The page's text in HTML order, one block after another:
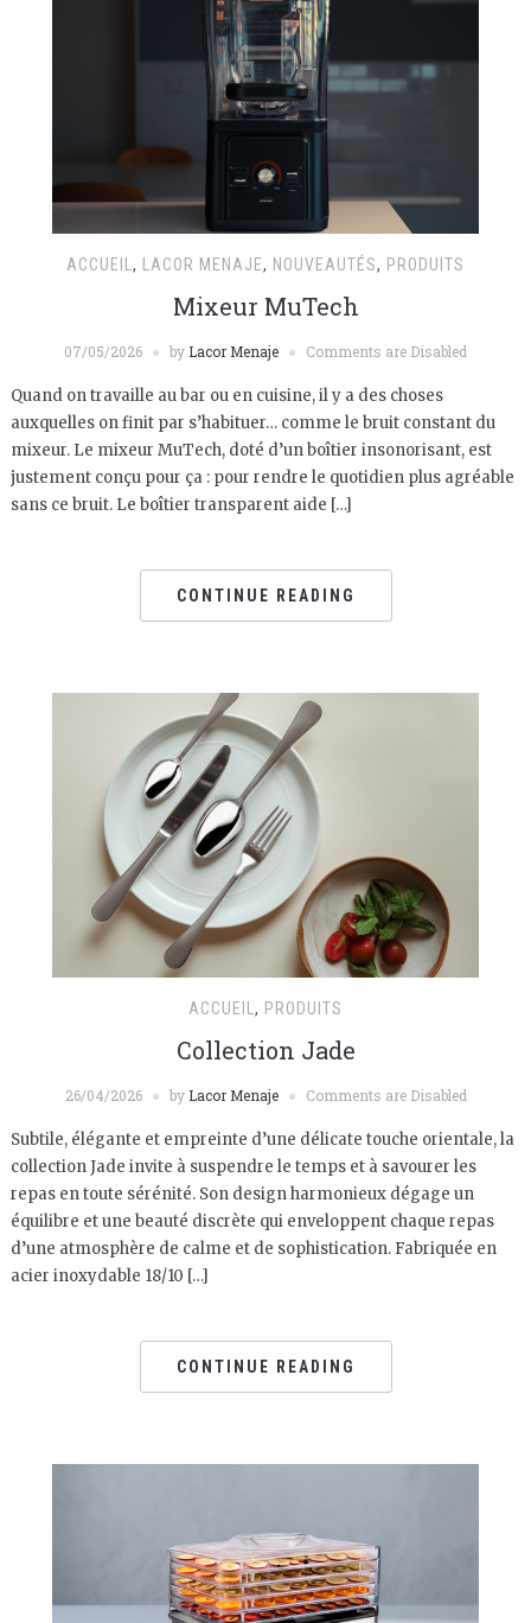
ACCUEIL , LACOR MENAJE, NOUVEAUTÉS, PRODUITS
Mixeur MuTech
07/05/2026 by Lacor Menaje Comments are Disabled
Quand on travaille au bar ou en cuisine, il y a des choses
auxquelles on finit par s’habituer… comme le bruit constant du
mixeur. Le mixeur MuTech, doté d’un boîtier insonorisant, est
justement conçu pour ça : pour rendre le quotidien plus agréable
sans ce bruit. Le boîtier transparent aide […]
CONTINUE READING
ACCUEIL , PRODUITS
Collection Jade
26/04/2026 by Lacor Menaje Comments are Disabled
Subtile, élégante et empreinte d’une délicate touche orientale, la
collection Jade invite à suspendre le temps et à savourer les
repas en toute sérénité. Son design harmonieux dégage un
équilibre et une beauté discrète qui enveloppent chaque repas
d’une atmosphère de calme et de sophistication. Fabriquée en
acier inoxydable 18/10 […]
CONTINUE READING